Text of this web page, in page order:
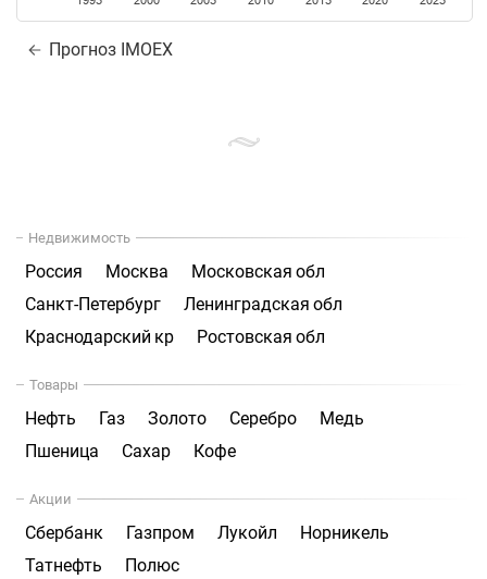
Прогноз IMOEX
Недвижимость
Россия Москва
Московская обл
Санкт-Петербург
Ленинградская обл
Краснодарский кр
Ростовская обл
Товары
Нефть Газ Золото Серебро
Медь
Пшеница
Сахар Кофе
Акции
Сбербанк Газпром Лукойл
Норникель
Татнефть
Полюс